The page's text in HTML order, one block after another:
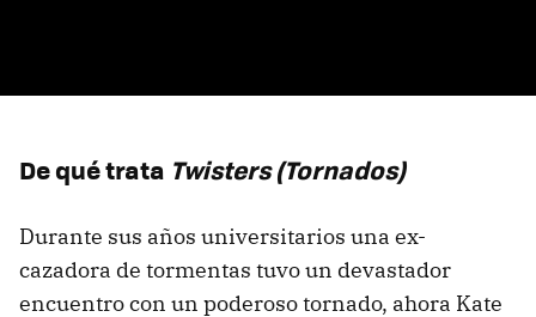
De qué trata Twisters (Tornados)
Durante sus años universitarios una ex-
cazadora de tormentas tuvo un devastador
encuentro con un poderoso tornado, ahora Kate